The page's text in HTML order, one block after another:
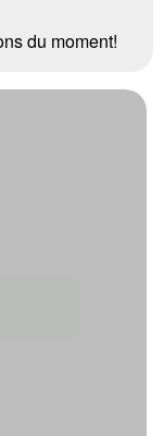
du moment!